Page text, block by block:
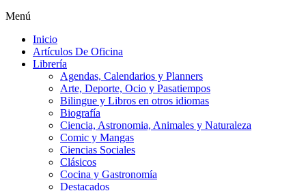
Menú
Inicio
Artículos De Oficina
Librería
Agendas, Calendarios y Planners
Arte, Deporte, Ocio y Pasatiempos
Bilingue y Libros en otros idiomas
Biografía
Ciencia, Astronomia, Animales y Naturaleza
Comic y Mangas
Ciencias Sociales
Clásicos
Cocina y Gastronomía
Destacados